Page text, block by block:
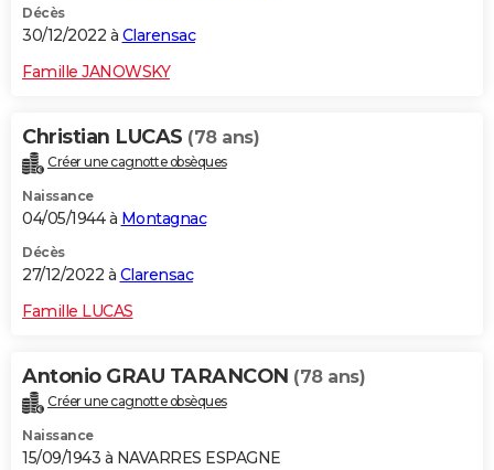
Décès
30/12/2022 à Clarensac
Famille JANOWSKY
Christian LUCAS (78 ans)
Créer une cagnotte obsèques
Naissance
04/05/1944 à Montagnac
Décès
27/12/2022 à Clarensac
Famille LUCAS
Antonio GRAU TARANCON (78 ans)
Créer une cagnotte obsèques
Naissance
15/09/1943 à NAVARRES ESPAGNE